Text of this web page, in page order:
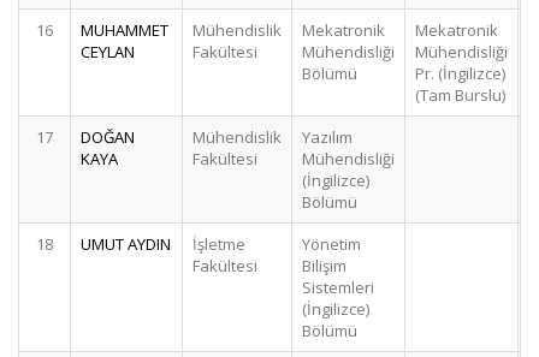
16
MUHAMMET
CEYLAN
Mühendislik
Fakültesi
Mekatronik
Mühendisliği
Bölümü
Mekatronik
Mühendisliği
Pr. (İngilizce)
(Tam Burslu)
17
DOĞAN
KAYA
Mühendislik
Fakültesi
Yazılım
Mühendisliği
(İngilizce)
Bölümü
18
UMUT AYDIN
İşletme
Fakültesi
Yönetim
Bilişim
Sistemleri
(İngilizce)
Bölümü